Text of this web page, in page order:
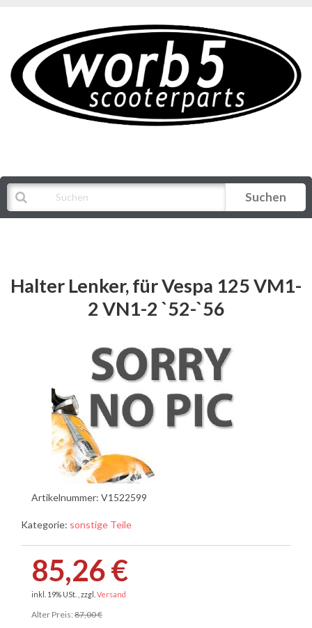
Suchen
Halter Lenker, für Vespa 125 VM1-
2 VN1-2 `52-`56
Artikelnummer: V1522599
Kategorie: sonstige Teile
85,26 €
inkl. 19% USt. , zzgl. Versand
Alter Preis: 87,00 €